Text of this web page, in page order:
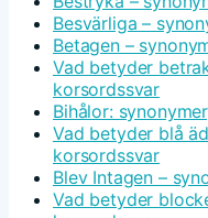
Besvärliga –
Betagen –
Vad betyder
korsordssvar
Bihålor:
Vad betyder blå
korsordssvar
Blev Intagen –
Vad betyder